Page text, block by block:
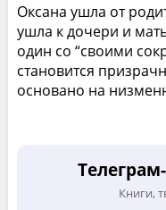
Оксана ушла от
ушла к дочери и
один со “своими
становится
основано на
Книги,